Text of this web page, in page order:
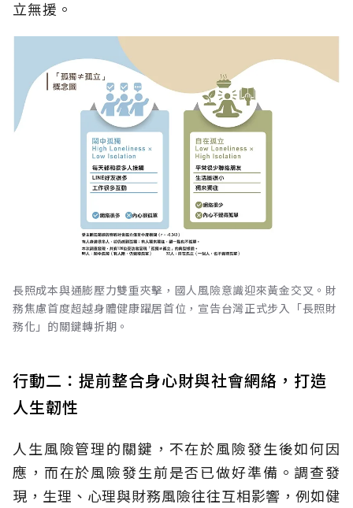
立無援。
長照成本與通膨壓力雙重夾擊，國人風險意識迎來黃金交叉。財
務焦慮首度超越身體健康躍居首位，宣告台灣正式步入「長照財
務化」的關鍵轉折期。
行動二：提前整合身心財與社會網絡，打造
人生韌性
人生風險管理的關鍵，不在於風險發生後如何因
應，而在於風險發生前是否已做好準備。調查發
現，生理、心理與財務風險往往互相影響，例如健